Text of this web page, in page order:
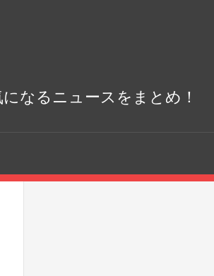
なるニュースをまとめ！